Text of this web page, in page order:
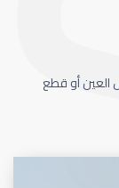
العين أو قطع